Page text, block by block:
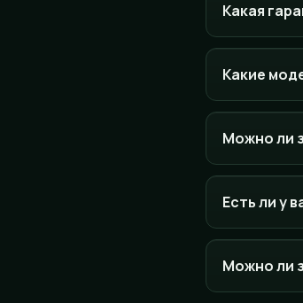
Какая
Какие
Можно ли
Есть ли у
Можно ли